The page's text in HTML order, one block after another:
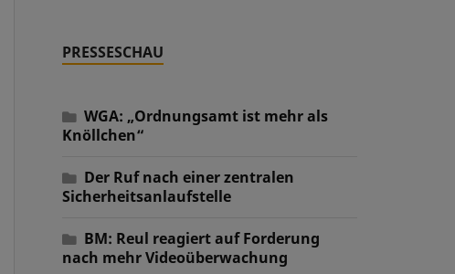
PRESSESCHAU
WGA: „Ordnungsamt ist mehr als
Knöllchen“
Der Ruf nach einer zentralen
Sicherheitsanlaufstelle
BM: Reul reagiert auf Forderung
nach mehr Videoüberwachung